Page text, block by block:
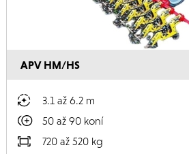
APV HM/HS
3.1 až 6.2 m
50 až 90 koní
720 až 520 kg